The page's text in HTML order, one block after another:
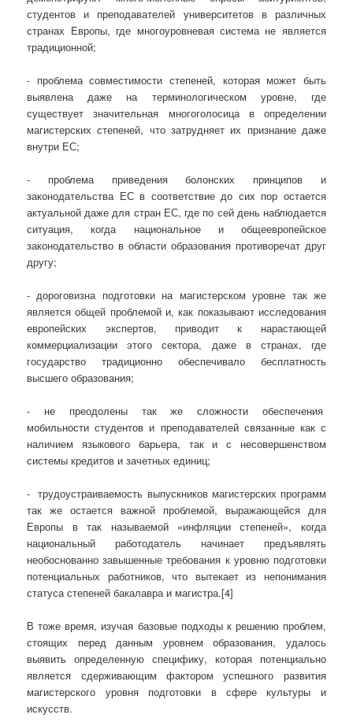
студентов и преподавателей университетов в различных
странах Европы, где многоуровневая система не является
традиционной;
- проблема совместимости степеней, которая может быть
выявлена даже на терминологическом уровне, где
существует значительная многоголосица в определении
магистерских степеней, что затрудняет их признание даже
внутри ЕС;
- проблема приведения болонских принципов и
законодательства ЕС в соответствие до сих пор остается
актуальной даже для стран ЕС, где по сей день наблюдается
ситуация, когда национальное и общеевропейское
законодательство в области образования противоречат друг
другу;
- дороговизна подготовки на магистерском уровне так же
является общей проблемой и, как показывают исследования
европейских экспертов, приводит к нарастающей
коммерциализации этого сектора, даже в странах, где
государство традиционно обеспечивало бесплатность
высшего образования;
- не преодолены так же сложности обеспечения
мобильности студентов и преподавателей связанные как с
наличием языкового барьера, так и с несовершенством
системы кредитов и зачетных единиц;
- трудоустраиваемость выпускников магистерских программ
так же остается важной проблемой, выражающейся для
Европы в так называемой «инфляции степеней», когда
национальный работодатель начинает предъявлять
необоснованно завышенные требования к уровню подготовки
потенциальных работников, что вытекает из непонимания
статуса степеней бакалавра и магистра.[4]
В тоже время, изучая базовые подходы к решению проблем,
стоящих перед данным уровнем образования, удалось
выявить определенную специфику, которая потенциально
является сдерживающим фактором успешного развития
магистерского уровня подготовки в сфере культуры и
искусств.